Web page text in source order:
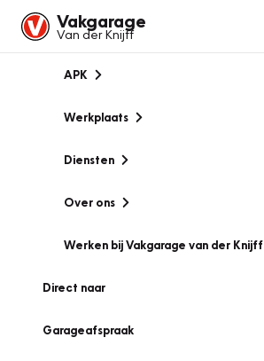
Vakgarage
Van der Knijff
APK
Werkplaats
Diensten
Over ons
Werken bij Vakgarage van der Knijff
Direct naar
Garageafspraak